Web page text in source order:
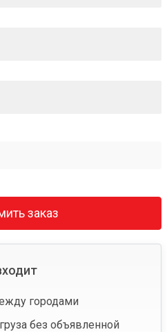
заказ
городами
без объявленной